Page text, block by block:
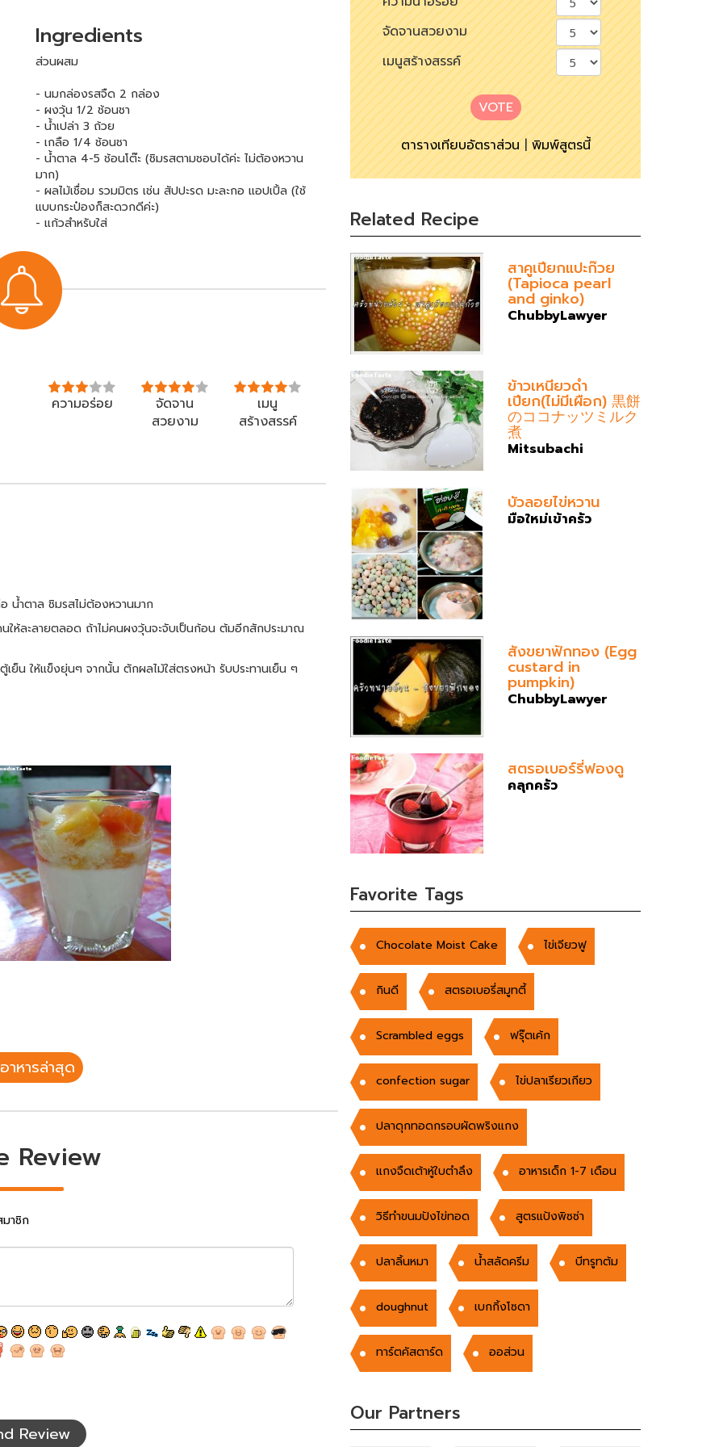
Ingredients
ส่วนผสม
- นมกล่องรสจืด 2 กล่อง
- ผงวุ้น 1/2 ช้อนชา
- น้ำเปล่า 3 ถ้วย
- เกลือ 1/4 ช้อนชา
- น้ำตาล 4-5 ช้อนโต๊ะ (ชิมรสตามชอบได้ค่ะ ไม่ต้องหวาน
มาก)
- ผลไม้เชื่อม รวมมิตร เช่น สัปปะรด มะละกอ แอปเปิ้ล (ใช้
แบบกระป๋องก็สะดวกดีค่ะ)
- แก้วสำหรับใส่
ความอร่อย
จัดจาน
สวยงาม
เมนู
สร้างสรรค์
น้ำตาล ชิมรสไม่ต้องหวานมาก
ห้ละลายตลอด ถ้าไม่คนผงวุ้นจะจับเป็นก้อน ต้มอีกสักประมาณ
ย็น ให้แข็งยุ่นๆ จากนั้น ตักผลไม้ใส่ตรงหน้า รับประทานเย็น ๆ
าหารล่าสุด
Review
าชิก
Review
จัดจานสวยงาม
เมนูสร้างสรรค์
VOTE
ตารางเทียบอัตราส่วน|พิมพ์สูตรนี้
Related Recipe
สาคูเปียกแปะก๊วย
(Tapioca pearl
and ginko)
ChubbyLawyer
ข้าวเหนียวดำ
เปียก(ไม่มีเผือก) 黒餅
のココナッツミルク
煮
Mitsubachi
บัวลอยไข่หวาน
มือใหม่เข้าครัว
สังขยาฟักทอง (Egg
custard in
pumpkin)
ChubbyLawyer
สตรอเบอร์รี่ฟองดู
คลุกครัว
Favorite Tags
Chocolate Moist Cake ไข่เจียวฟู
กินดี สตรอเบอรี่สมูทตี้
Scrambled eggs ฟรุ๊ตเค้ก
confection sugar ไข่ปลาเรียวเกียว
ปลาดุกทอดกรอบผัดพริงแกง
แกงจืดเต้าหู้ใบตำลึง อาหารเด็ก 1-7 เดือน
วิธีทำขนมปังไข่ทอด สูตรแป้งพิซซ่า
ปลาลิ้นหมา น้ำสลัดครีม บีทรูทต้ม
doughnut เบกกิ้งโซดา
ทาร์ตคัสตาร์ด ออส่วน
Our Partners